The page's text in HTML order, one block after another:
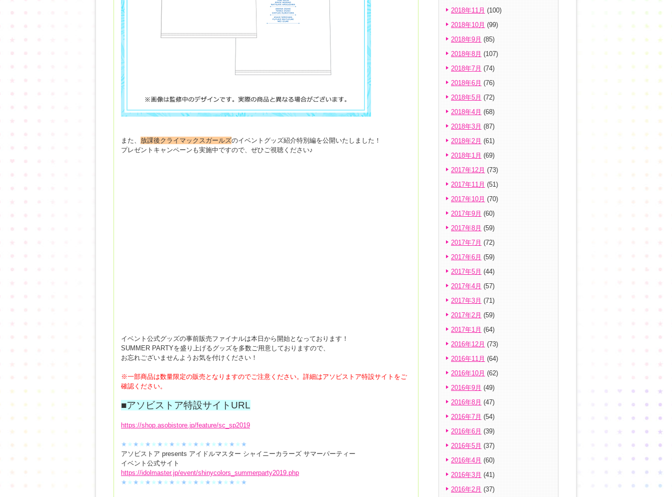
また、 放課後クライマックスガールズのイベントグッズ紹介特別編を公開いたしました！
プレゼントキャンペーンも実施中ですので、ぜひご視聴ください♪
イベント公式グッズの事前販売ファイナルは本日から開始となっております！
SUMMER PARTYを盛り上げるグッズを多数ご用意しておりますので、
お忘れございませんようお気を付けください！
※一部商品は数量限定の販売となりますのでご注意ください。詳細はアソビストア特設サイトをご
確認ください。
■アソビストア特設サイトURL
https://shop.asobistore.jp/feature/sc_sp2019
★★ ★★ ★★ ★★ ★★ ★★ ★★ ★★ ★★ ★★ ★
アソビストア presents アイドルマスター シャイニーカラーズ サマーパーティー
イベント公式サイト
https://idolmaster.jp/event/shinycolors_summerparty2019.php
★★ ★★ ★★ ★★ ★★ ★★ ★★ ★★ ★★ ★★ ★
2018年11月 (100)
2018年10月 (99)
2018年9月 (85)
2018年8月 (107)
2018年7月 (74)
2018年6月 (76)
2018年5月 (72)
2018年4月 (68)
2018年3月 (87)
2018年2月 (61)
2018年1月 (69)
2017年12月 (73)
2017年11月 (51)
2017年10月 (70)
2017年9月 (60)
2017年8月 (59)
2017年7月 (72)
2017年6月 (59)
2017年5月 (44)
2017年4月 (57)
2017年3月 (71)
2017年2月 (59)
2017年1月 (64)
2016年12月 (73)
2016年11月 (64)
2016年10月 (62)
2016年9月 (49)
2016年8月 (47)
2016年7月 (54)
2016年6月 (39)
2016年5月 (37)
2016年4月 (60)
2016年3月 (41)
2016年2月 (37)